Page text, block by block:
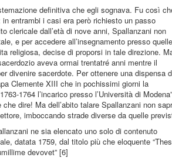
definitiva che egli sognava. Fu così
entrambi i casi era però richiesto un passo
clericale dall’età di nove anni, Spallanzani non
e per accedere all’insegnamento presso quelle
religiosa, decise di proporsi in tale direzione.
aveva ormai trentatré anni mentre il
divenire sacerdote. Per ottenere una dispensa
Clemente XIII che in pochissimi giorni la
1764 l’incarico presso l’Università di
dire! Ma dell’abito talare Spallanzani non
imboccando strade diverse da quelle
ne sia elencato uno solo di contenuto
datata 1759, dal titolo più che eloquente
devovet” [6]